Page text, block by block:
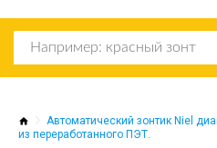
Автоматический зонтик Niel
из переработанного ПЭТ.